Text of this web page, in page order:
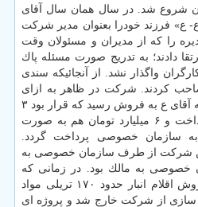
شروع شد. در سال همان سال آقای
فرزند خودرا بعنوان مدیر شركت
را كه از مدیران و مسئولان وقت
دادند؛ به تدریج صورت مسئله پاك
كارگران واگذار نشد. از آنجائیكه سندی
كردند. شركت در ظاهر به ازای
دریافت مبلغ ۹ میلیارد تومان به آقای ع به فروش رسید كه قرار بود ۳
میلیارد تومان بعنوان پیش پرداخت و ۶ میلیارد تومان هم به صورت
مدت ۵ سال به سازمان خصوصی پرداخت گردد.
این شركت از طرف سازمان خصوصی به
خصوصی به مالك بود. در زمانی كه
شركت به فروش رسید با فروش اقلام انبار حدود ۱۷۰ تریلی مواد
سازی از شركت خارج شد و پروژه ای